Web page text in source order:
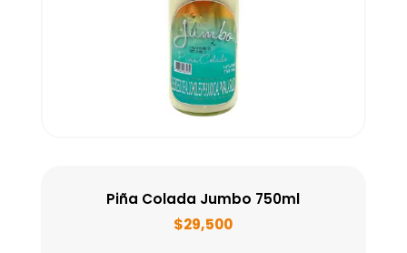
Piña Colada Jumbo 750ml
$29,500